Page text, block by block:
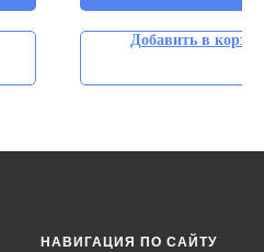
Добавить в
НАВИГАЦИЯ ПО САЙТУ